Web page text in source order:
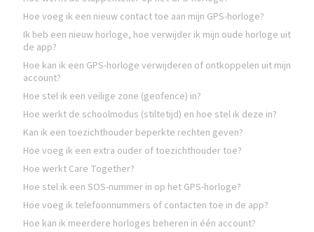
Hoe voeg ik een nieuw contact toe aan mijn GPS-horloge?
Ik heb een nieuw horloge, hoe verwijder ik mijn oude horloge uit
de app?
Hoe kan ik een GPS-horloge verwijderen of ontkoppelen uit mijn
account?
Hoe stel ik een veilige zone (geofence) in?
Hoe werkt de schoolmodus (stiltetijd) en hoe stel ik deze in?
Kan ik een toezichthouder beperkte rechten geven?
Hoe voeg ik een extra ouder of toezichthouder toe?
Hoe werkt Care Together?
Hoe stel ik een SOS-nummer in op het GPS-horloge?
Hoe voeg ik telefoonnummers of contacten toe in de app?
Hoe kan ik meerdere horloges beheren in één account?